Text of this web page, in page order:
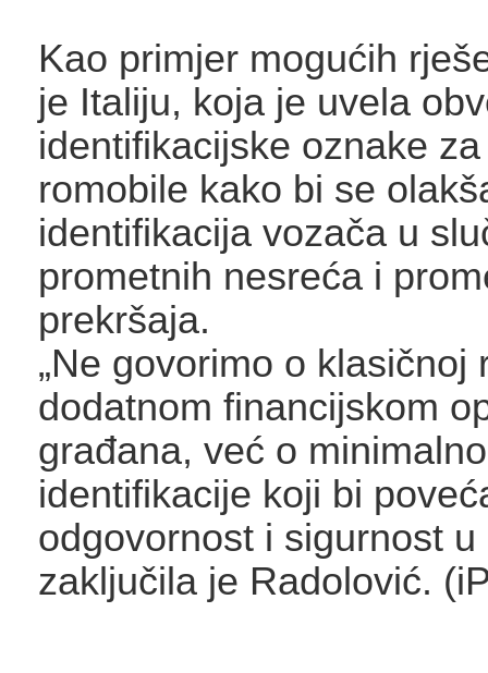
Kao primjer mogućih
je Italiju, koja je uvela
identifikacijske oznake
romobile kako bi se
identifikacija vozača u
prometnih nesreća i
prekršaja.
„Ne govorimo o klasičnoj
dodatnom financijskom
građana, već o
identifikacije koji bi
odgovornost i sigurnost u
zaključila je Radolović.